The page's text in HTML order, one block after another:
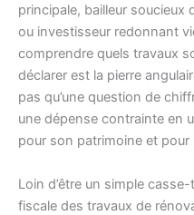
principale, bailleur soucieux
ou investisseur redonnant
comprendre quels travaux
déclarer est la pierre
pas qu’une question de
une dépense contrainte en
pour son patrimoine et pour
Loin d’être un simple
fiscale des travaux de